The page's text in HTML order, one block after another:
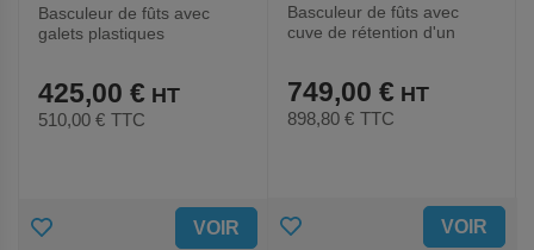
Basculeur de fûts avec
galets plastiques
425,00 €
510,00 € TTC
AJOUTER VOIR
Basculeur de fûts avec
cuve de rétention d'un
749,00 €
898,80 € TTC
AJOUTER VOIR